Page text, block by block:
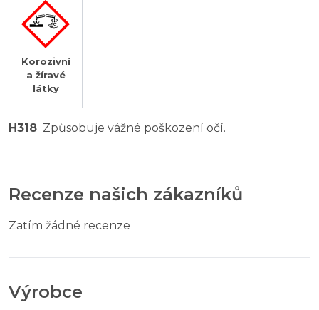
Korozivní
a žíravé
látky
H318 Způsobuje vážné poškození očí.
Recenze našich zákazníků
Zatím žádné recenze
Výrobce